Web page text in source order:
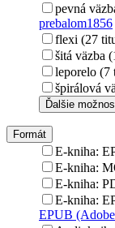
pevná
prebalom1856
flexi (27
šitá väzba
leporelo (7
špirálová
Ďalšie
Formát
E-kniha:
E-kniha:
E-kniha:
E-kniha:
EPUB